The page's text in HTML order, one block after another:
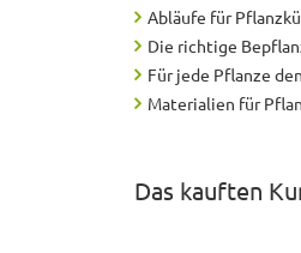
Abläufe für
Die richtige
Für jede Pflanze
Materialien für
Das kauften